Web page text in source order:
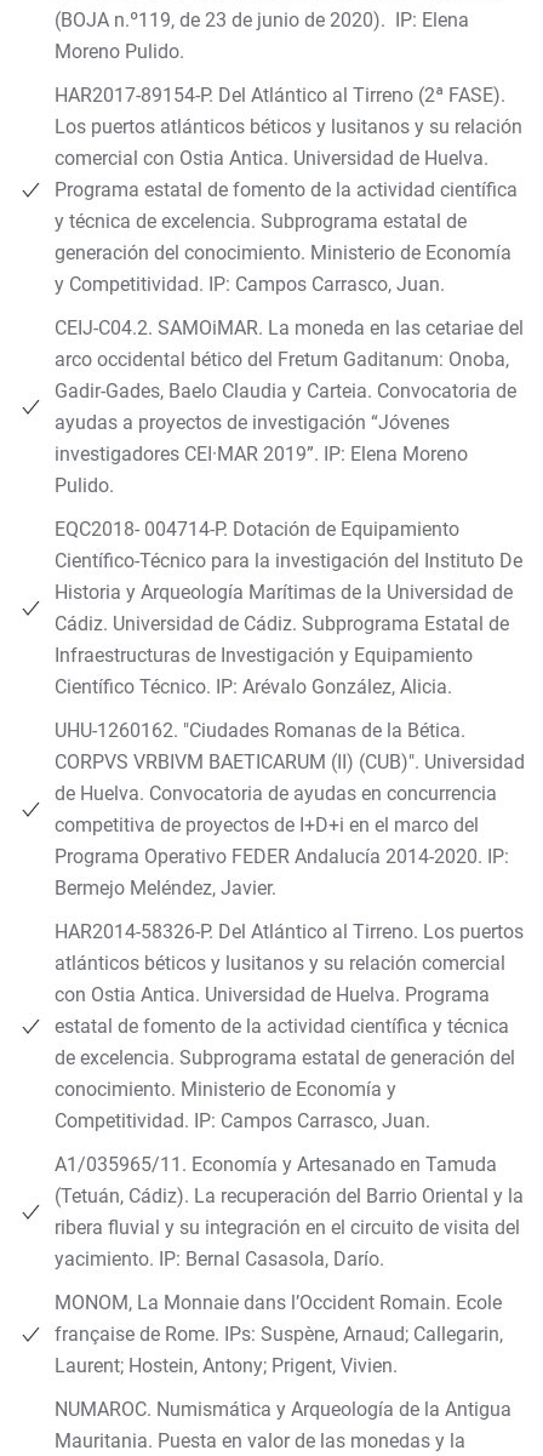
(BOJA n.º119, de 23 de junio de 2020). IP: Elena
Moreno Pulido.
HAR2017-89154-P. Del Atlántico al Tirreno (2ª FASE).
Los puertos atlánticos béticos y lusitanos y su relación
comercial con Ostia Antica. Universidad de Huelva.
Programa estatal de fomento de la actividad científica
y técnica de excelencia. Subprograma estatal de
generación del conocimiento. Ministerio de Economía
y Competitividad. IP: Campos Carrasco, Juan.
CEIJ-C04.2. SAMOiMAR. La moneda en las cetariae del
arco occidental bético del Fretum Gaditanum: Onoba,
Gadir-Gades, Baelo Claudia y Carteia. Convocatoria de
ayudas a proyectos de investigación “Jóvenes
investigadores CEI·MAR 2019”. IP: Elena Moreno
Pulido.
EQC2018- 004714-P. Dotación de Equipamiento
Científico-Técnico para la investigación del Instituto De
Historia y Arqueología Marítimas de la Universidad de
Cádiz. Universidad de Cádiz. Subprograma Estatal de
Infraestructuras de Investigación y Equipamiento
Científico Técnico. IP: Arévalo González, Alicia.
UHU-1260162. "Ciudades Romanas de la Bética.
CORPVS VRBIVM BAETICARUM (II) (CUB)". Universidad
de Huelva. Convocatoria de ayudas en concurrencia
competitiva de proyectos de I+D+i en el marco del
Programa Operativo FEDER Andalucía 2014-2020. IP:
Bermejo Meléndez, Javier.
HAR2014-58326-P. Del Atlántico al Tirreno. Los puertos
atlánticos béticos y lusitanos y su relación comercial
con Ostia Antica. Universidad de Huelva. Programa
estatal de fomento de la actividad científica y técnica
de excelencia. Subprograma estatal de generación del
conocimiento. Ministerio de Economía y
Competitividad. IP: Campos Carrasco, Juan.
A1/035965/11. Economía y Artesanado en Tamuda
(Tetuán, Cádiz). La recuperación del Barrio Oriental y la
ribera fluvial y su integración en el circuito de visita del
yacimiento. IP: Bernal Casasola, Darío.
MONOM, La Monnaie dans l’Occident Romain. Ecole
française de Rome. IPs: Suspène, Arnaud; Callegarin,
Laurent; Hostein, Antony; Prigent, Vivien.
NUMAROC. Numismática y Arqueología de la Antigua
Mauritania. Puesta en valor de las monedas y la